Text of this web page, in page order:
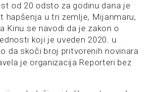
od 20 odsto za godinu dana je
hapšenja u tri zemlje, Mijanmaru,
Kinu se navodi da je zakon o
koji je uveden 2020. u
da skoči broj pritvorenih novinara
je organizacija Reporteri bez